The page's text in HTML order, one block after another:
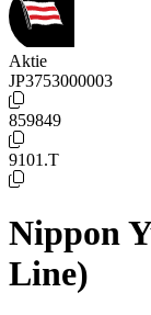
Aktie
JP3753000003
859849
9101.T
Nippon
Line)